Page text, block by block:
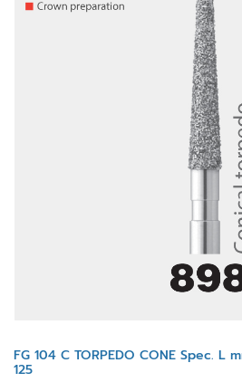
FG 104 C TORPEDO CONE Spec. L
125